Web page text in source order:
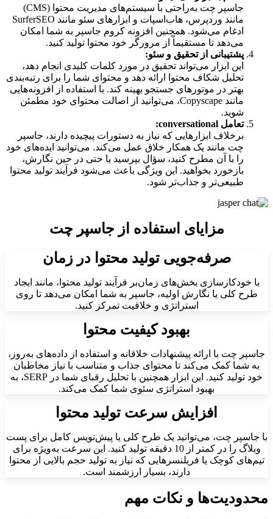
جاسپر چت به‌راحتی با سیستم‌های مدیریت محتوا (CMS)
مانند وردپرس، هاب‌اسپات و ابزارهای سئو مانند SurferSEO
ادغام می‌شود. همچنین افزونه کروم جاسپر به شما امکان
می‌دهد تا مستقیماً از مرورگر خود محتوا تولید کنید.
پشتیبانی از تحقیق و سئو:
این ابزار می‌تواند تحقیق در مورد کلمات کلیدی انجام دهد،
تحلیل شکاف محتوا ارائه دهد و محتوای شما را برای رتبه‌بندی
بهتر در موتورهای جستجو بهینه کند. با استفاده از افزونه‌هایی
مانند Copyscape، می‌توانید از اصالت محتوای خود مطمئن
شوید.
تعامل conversational:
برخلاف ابزارهایی که نیاز به دستورات پیچیده دارند، جاسپر
چت مانند یک همکار خلاق عمل می‌کند. می‌توانید ایده‌های خود
را با آن مطرح کنید، سؤال بپرسید یا حتی در حین نگارش،
بازخورد بخواهید. این ویژگی باعث می‌شود فرآیند تولید محتوا
طبیعی‌تر و جذاب‌تر شود.
مزایای استفاده از جاسپر چت
صرفه‌جویی تولید محتوا در زمان
با خودکارسازی بخش‌های زمان‌بر فرآیند تولید محتوا، مانند ایجاد
طرح کلی یا نگارش اولیه، جاسپر به شما امکان می‌دهد تا روی
استراتژی و خلاقیت تمرکز کنید.
بهبود کیفیت محتوا
جاسپر چت با ارائه پیشنهادات خلاقانه و استفاده از داده‌های به‌روز،
به شما کمک می‌کند تا محتوای جذاب و متناسب با نیاز مخاطبان
خود تولید کنید. این ابزار همچنین با تحلیل رقبای شما در SERP، به
بهبود استراتژی سئوی شما کمک می‌کند.
افزایش سرعت تولید محتوا
با جاسپر چت، می‌توانید یک طرح کلی یا پیش‌نویس کامل برای پست
وبلاگ را در کمتر از 10 دقیقه تولید کنید. این سرعت به‌ویژه برای
تیم‌های کوچک یا فریلنسرهایی که نیاز به تولید حجم بالایی از محتوا
دارند، بسیار ارزشمند است.
محدودیت‌ها و نکات مهم